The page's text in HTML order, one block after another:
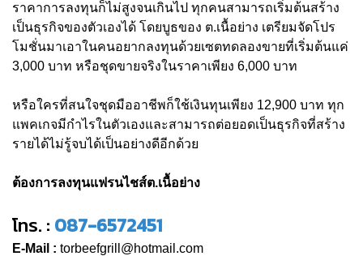
ราคาการลงทุนก็ไม่สูงจนเกินไป ทุกคนสามารถเริ่มต้นสร้าง
เป็นธุรกิจของตัวเองได้ โดยบูธของ ต.เนื้อย่าง เตรียมจัดโปร
โมชั่นมาเอาในคนอยากลงทุนด้วยเซตทดลองขายที่เริ่มต้นแค่
3,000 บาท หรือชุดขายจริงในราคาเพียง 6,000 บาท
หรือใครที่สนใจชุดมืออาชีพก็ใช้เงินทุนเพียง 12,900 บาท ทุก
แพคเกจมีกำไรในตัวเองและสามารถต่อยอดเป็นธุรกิจที่สร้าง
รายได้ไม่รู้จบได้เป็นอย่างดีอีกด้วย
ต้องการลงทุนแฟรนไชส์ต.เนื้อย่าง
โทร. : 087-6572451
E-Mail : torbeefgrill@hotmail.com